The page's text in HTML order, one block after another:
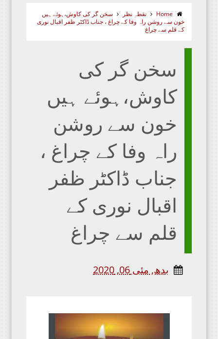
Home نقطہِ نظر
سخن گر کی کاوش،ہوئے ہیں
خون سے روشن راہ وفا کے چراغ ، جناب ڈاکٹر ظفر اقبال نوری
کے قلم سے چراغ
سخن گر کی
کاوش،ہوئے ہیں
خون سے روشن
راہ وفا کے چراغ ،
جناب ڈاکٹر ظفر
اقبال نوری کے
قلم سے چراغ
بدھ, مئی 06, 2020